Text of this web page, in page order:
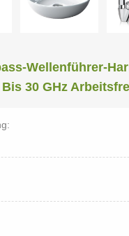
Wellenführer-
30 GHz